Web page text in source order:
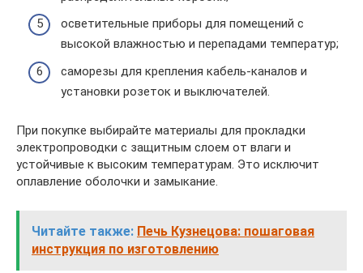
осветительные приборы для помещений с
высокой влажностью и перепадами температур;
саморезы для крепления кабель-каналов и
установки розеток и выключателей.
При покупке выбирайте материалы для прокладки
электропроводки с защитным слоем от влаги и
устойчивые к высоким температурам. Это исключит
оплавление оболочки и замыкание.
Читайте также: Печь Кузнецова: пошаговая
инструкция по изготовлению